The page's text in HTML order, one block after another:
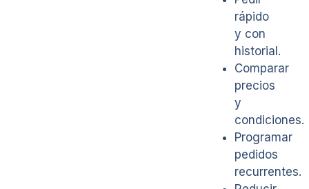
rápido
y con
historial.
Comparar
precios
y
condiciones.
Programar
pedidos
recurrentes.